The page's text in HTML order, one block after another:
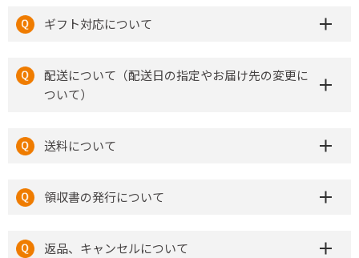
ギフト対応について
配送について（配送日の指定やお届け先の変更に
ついて）
送料について
領収書の発行について
返品、キャンセルについて